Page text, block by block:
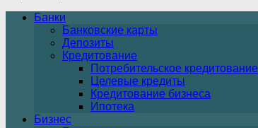
Банки
Банковские карты
Депозиты
Кредитование
Потребительское кредитование
Целевые кредиты
Кредитование бизнеса
Ипотека
Бизнес